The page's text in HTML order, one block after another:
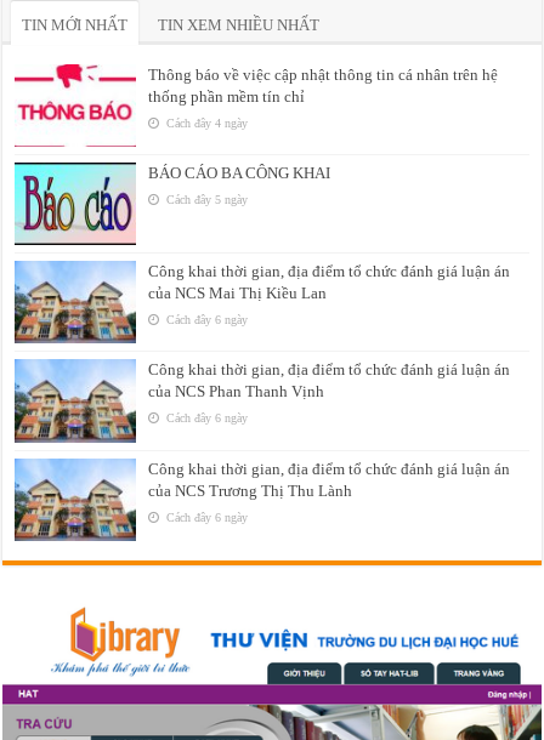
TIN MỚI NHẤT TIN XEM NHIỀU NHẤT
Thông báo về việc cập nhật thông tin cá nhân trên hệ
thống phần mềm tín chỉ
Cách đây 4 ngày
BÁO CÁO BA CÔNG KHAI
Cách đây 5 ngày
Công khai thời gian, địa điểm tổ chức đánh giá luận án
của NCS Mai Thị Kiều Lan
Cách đây 6 ngày
Công khai thời gian, địa điểm tổ chức đánh giá luận án
của NCS Phan Thanh Vịnh
Cách đây 6 ngày
Công khai thời gian, địa điểm tổ chức đánh giá luận án
của NCS Trương Thị Thu Lành
Cách đây 6 ngày